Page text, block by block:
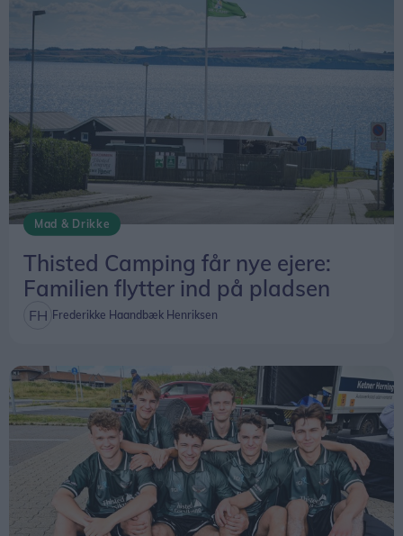
Mad & Drikke
Thisted Camping får nye ejere:
Familien flytter ind på pladsen
Frederikke Haandbæk Henriksen